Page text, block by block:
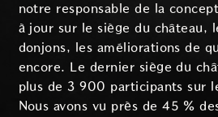
notre responsable de la
à jour sur le siège du château,
donjons, les améliorations de
encore. Le dernier siège du
plus de 3 900 participants sur
Nous avons vu près de 45 %